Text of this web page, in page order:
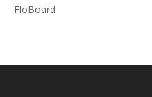
FloBoard